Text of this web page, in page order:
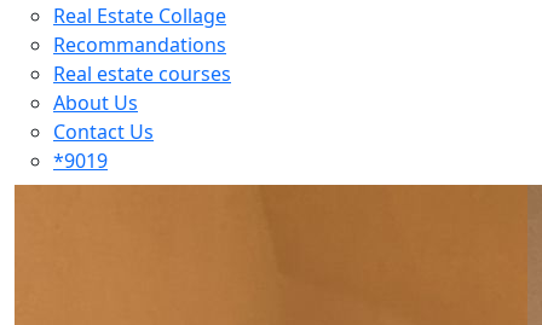
Real Estate Collage
Recommandations
Real estate courses
About Us
Contact Us
*9019